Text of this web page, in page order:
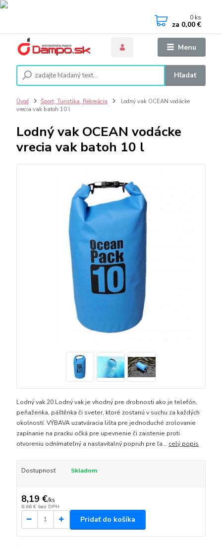
Menu
Hľadať
0 ks
za 0,00 €
Úvod Šport, Turistika, Rekreácia
Lodný vak OCEAN vodácke
vrecia vak batoh 10 l
Lodný vak OCEAN vodácke
vrecia vak batoh 10 l
Lodný vak 20 Lodný vak je vhodný pre drobnosti ako je telefón,
peňaženka, páštěnka či sveter, ktoré zostanú v suchu za každých
okolností. VÝBAVA uzatváracia lišta pre jednoduché zrolovanie
zapínanie na pracku očká pre upevnenie či zaistenie proti
otvoreniu odnímateľný a nastavitalný popruh pre ľa... celý popis
Dostupnosť Skladom
8,19 €/ks
6,66 € bez DPH
Pridať do košíka